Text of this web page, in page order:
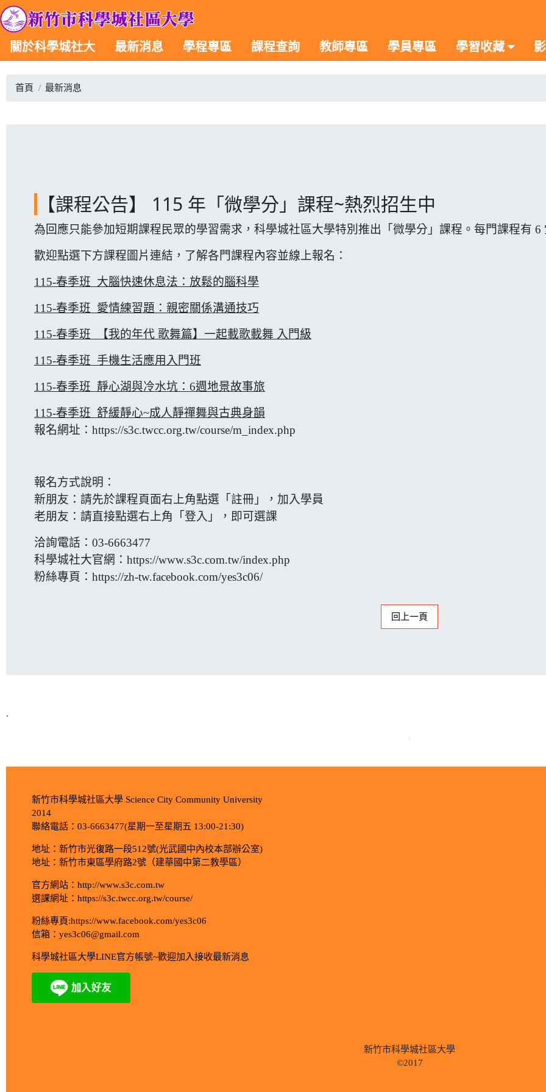
關於科學城社大 最新消息 學程專區 課程查詢 教師專區 學員專區 學習收藏
首頁 最新消息
【課程公告】 115 年「微學分」課程~熱烈招生中
為回應只能參加短期課程民眾的學習需求，科學城社區大學特別推出「微學分」課程。每門課程有 6
歡迎點選下方課程圖片連結，了解各門課程內容並線上報名：
115-春季班 大腦快速休息法：放鬆的腦科學
115-春季班 愛情練習題：親密關係溝通技巧
115-春季班 【我的年代 歌舞篇】一起載歌載舞 入門級
115-春季班 手機生活應用入門班
115-春季班 靜心湖與冷水坑：6週地景故事旅
115-春季班 舒緩靜心~成人靜禪舞與古典身韻
報名網址： https://s3c.twcc.org.tw/course/m_index.php
報名方式說明：
新朋友：請先於課程頁面右上角點選「註冊」，加入學員
老朋友：請直接點選右上角「登入」，即可選課
洽詢電話：03-6663477
科學城社大官網： https://www.s3c.com.tw/index.php
粉絲專頁： https://zh-tw.facebook.com/yes3c06/
回上一頁
.
新竹市科學城社區大學 Science City Community University
2014
聯絡電話：03-6663477(星期一至星期五 13:00-21:30)
地址：新竹市光復路一段512號(光武國中內校本部辦公室)
地址：新竹市東區學府路2號（建華國中第二教學區）
官方網站：http://www.s3c.com.tw
選課網址：https://s3c.twcc.org.tw/course/
粉絲專頁:https://www.facebook.com/yes3c06
信箱：yes3c06@gmail.com
科學城社區大學LINE官方帳號~歡迎加入接收最新消息
新竹市科學城社區大學
©2017